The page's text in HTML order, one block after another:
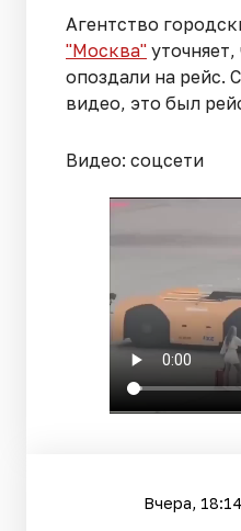
Агентство
"Москва"
опоздали на рейс.
видео, это был
Видео: соцсети
Вчера, 18:14